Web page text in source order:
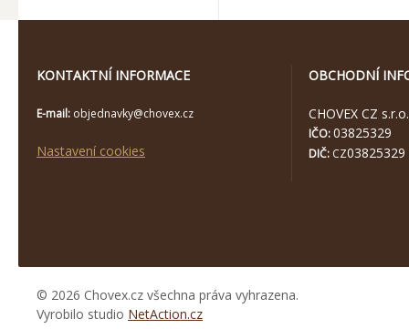
KONTAKTNÍ INFORMACE
E-mail: objednavky@chovex.cz
Nastavení cookies
OBCHODNÍ
CHOVEX CZ s.r.o.
IČO:03825329
DIČ: CZ03825329
© 2026 Chovex.cz všechna práva vyhrazena.
Vyrobilo studio NetAction.cz